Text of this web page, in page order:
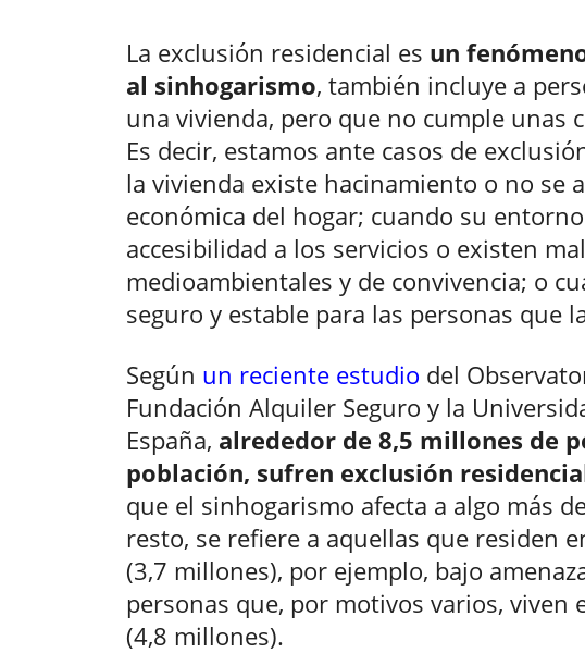
La exclusión residencial es un
al sinhogarismo, también incluye a
una vivienda, pero que no cumple unas
Es decir, estamos ante casos de
la vivienda existe hacinamiento o no se
económica del hogar; cuando su
accesibilidad a los servicios o existen
medioambientales y de convivencia; o
seguro y estable para las personas que
Según un reciente estudio del
Fundación Alquiler Seguro y la
España, alrededor de 8,5 millones de
población, sufren exclusión
que el sinhogarismo afecta a algo más
resto, se refiere a aquellas que residen
(3,7 millones), por ejemplo, bajo
personas que, por motivos varios, viven
(4,8 millones).